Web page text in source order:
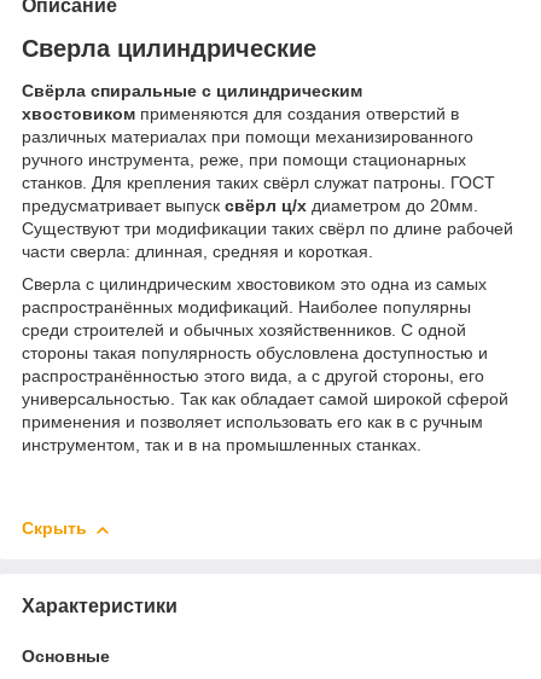
Описание
Сверла цилиндрические
Свёрла спиральные с цилиндрическим
хвостовиком применяются для создания отверстий в
различных материалах при помощи механизированного
ручного инструмента, реже, при помощи стационарных
станков. Для крепления таких свёрл служат патроны. ГОСТ
предусматривает выпуск свёрл ц/х диаметром до 20мм.
Существуют три модификации таких свёрл по длине рабочей
части сверла: длинная, средняя и короткая.
Сверла с цилиндрическим хвостовиком это одна из самых
распространённых модификаций. Наиболее популярны
среди строителей и обычных хозяйственников. С одной
стороны такая популярность обусловлена доступностью и
распространённостью этого вида, а с другой стороны, его
универсальностью. Так как обладает самой широкой сферой
применения и позволяет использовать его как в с ручным
инструментом, так и в на промышленных станках.
Скрыть
Характеристики
Основные